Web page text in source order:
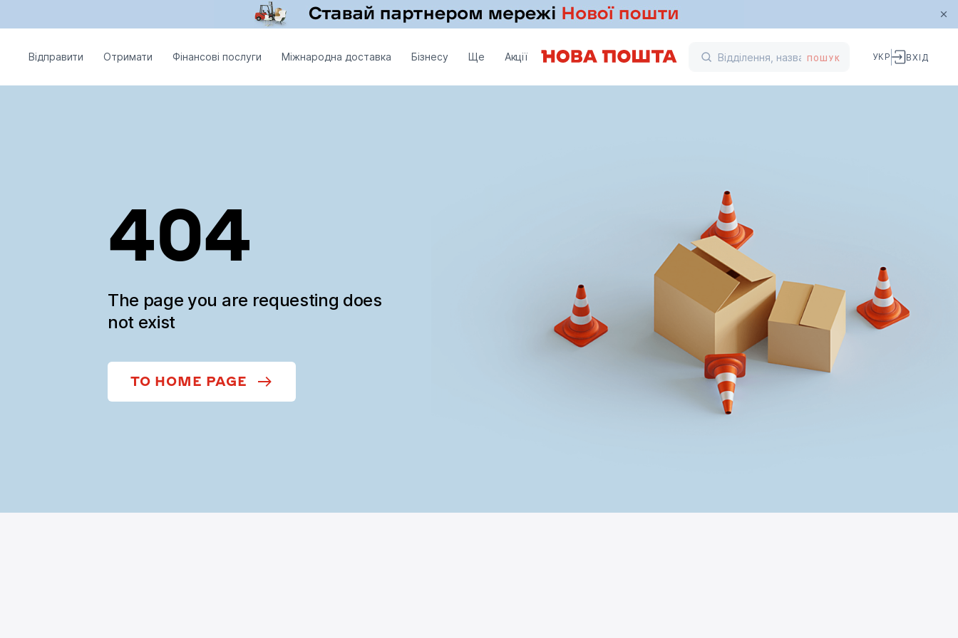
Відправити Отримати Фінансові послуги Міжнародна доставка Бізнесу Ще Акції ПОШУК УКР ВХІД
404
The page you are requesting does
not exist
TO HOME PAGE